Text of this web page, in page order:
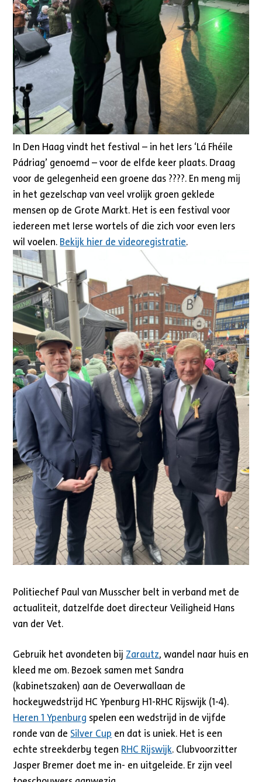
In Den Haag vindt het festival – in het Iers ‘Lá Fhéile
Pádriag’ genoemd – voor de elfde keer plaats. Draag
voor de gelegenheid een groene das ????. En meng mij
in het gezelschap van veel vrolijk groen geklede
mensen op de Grote Markt. Het is een festival voor
iedereen met Ierse wortels of die zich voor even Iers
wil voelen. Bekijk hier de videoregistratie.
Politiechef Paul van Musscher belt in verband met de
actualiteit, datzelfde doet directeur Veiligheid Hans
van der Vet.
Gebruik het avondeten bij Zarautz, wandel naar huis en
kleed me om. Bezoek samen met Sandra
(kabinetszaken) aan de Oeverwallaan de
hockeywedstrijd HC Ypenburg H1-RHC Rijswijk (1-4).
Heren 1 Ypenburg spelen een wedstrijd in de vijfde
ronde van de Silver Cup en dat is uniek. Het is een
echte streekderby tegen RHC Rijswijk. Clubvoorzitter
Jasper Bremer doet me in- en uitgeleide. Er zijn veel